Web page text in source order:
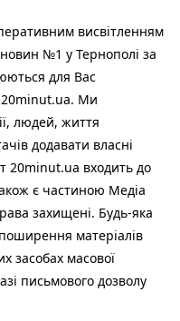
висвітленням
новин №1 у Тернополі за
для Вас
20minut.ua. Ми
людей, життя
додавати власні
20minut.ua входить до
є частиною Медіа
захищені. Будь-яка
матеріалів
засобах масової
письмового дозволу